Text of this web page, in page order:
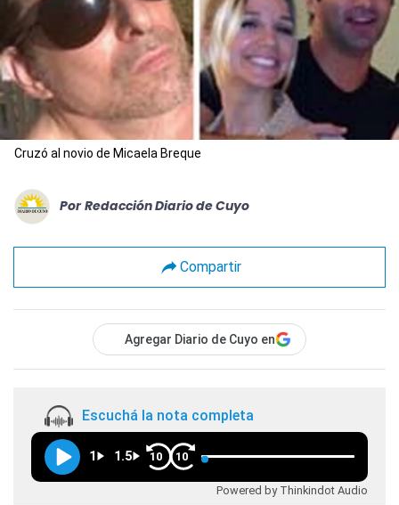
Cruzó al novio de Micaela Breque
Por Redacción Diario de Cuyo
Compartir
Agregar Diario de Cuyo en
Escuchá la nota completa
1 1.5 10 10
Powered by Thinkindot Audio